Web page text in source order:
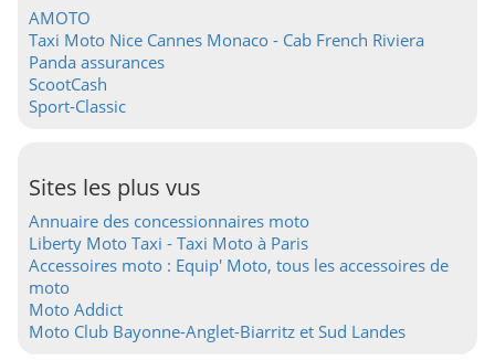
AMOTO
Taxi Moto Nice Cannes Monaco - Cab French Riviera
Panda assurances
ScootCash
Sport-Classic
Sites les plus vus
Annuaire des concessionnaires moto
Liberty Moto Taxi - Taxi Moto à Paris
Accessoires moto : Equip' Moto, tous les accessoires de
moto
Moto Addict
Moto Club Bayonne-Anglet-Biarritz et Sud Landes